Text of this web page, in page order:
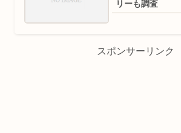
リーも調査
スポンサーリンク